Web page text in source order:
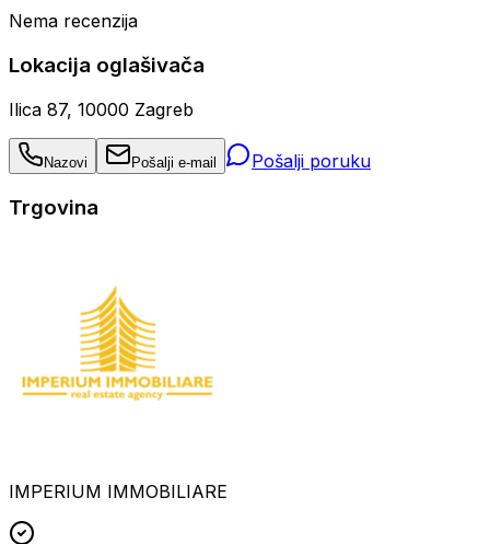
Nema recenzija
Lokacija oglašivača
Ilica 87, 10000 Zagreb
Nazovi Pošalji e-mail Pošalji poruku
Trgovina
IMPERIUM IMMOBILIARE